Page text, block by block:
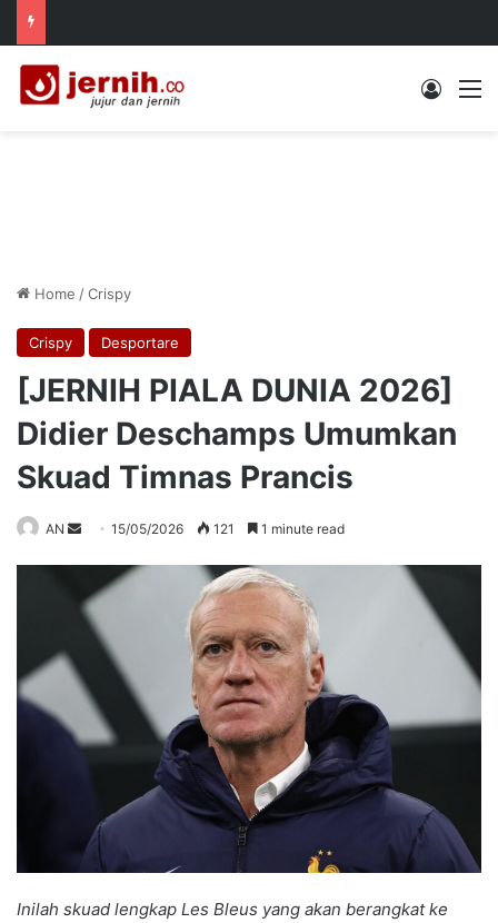
Log In
Home /Crispy
Crispy Desportare
[JERNIH PIALA DUNIA 2026]
Didier Deschamps Umumkan
Skuad Timnas Prancis
AN
Send
email
15/05/2026 121 1 minute read
Inilah skuad lengkap Les Bleus yang akan berangkat ke